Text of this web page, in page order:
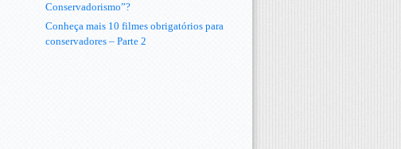
Conservadorismo”?
Conheça mais 10 filmes obrigatórios para
conservadores – Parte 2